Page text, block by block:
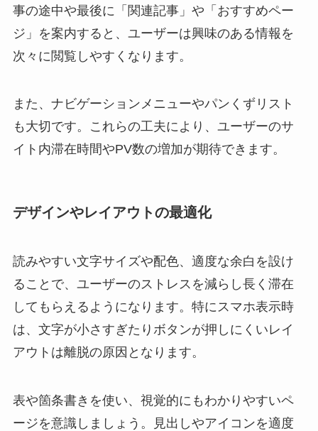
事の途中や最後に「関連記事」や「おすすめペー
ジ」を案内すると、ユーザーは興味のある情報を
次々に閲覧しやすくなります。
また、ナビゲーションメニューやパンくずリスト
も大切です。これらの工夫により、ユーザーのサ
イト内滞在時間やPV数の増加が期待できます。
デザインやレイアウトの最適化
読みやすい文字サイズや配色、適度な余白を設け
ることで、ユーザーのストレスを減らし長く滞在
してもらえるようになります。特にスマホ表示時
は、文字が小さすぎたりボタンが押しにくいレイ
アウトは離脱の原因となります。
表や箇条書きを使い、視覚的にもわかりやすいペ
ージを意識しましょう。見出しやアイコンを適度